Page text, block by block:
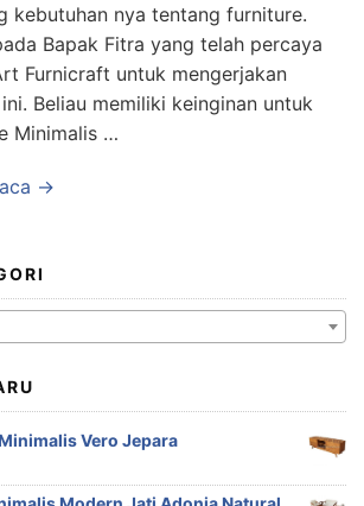
kebutuhan nya tentang furniture.
Bapak Fitra yang telah percaya
Furnicraft untuk mengerjakan
Beliau memiliki keinginan untuk
Minimalis …
→
Vero Jepara